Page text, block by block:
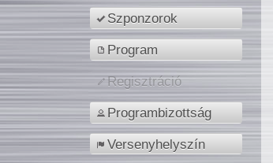
Szponzorok
Program
Regisztráció
Programbizottság
Versenyhelyszín